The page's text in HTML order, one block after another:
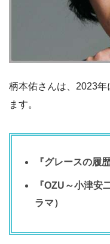
柄本佑さんは、2023年
ます。
『グレースの履歴
『OZU～小津安
ラマ）